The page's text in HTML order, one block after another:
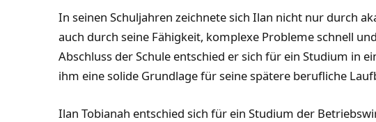
In seinen Schuljahren zeichnete sich Ilan nicht nur durch
auch durch seine Fähigkeit, komplexe Probleme schnell
Abschluss der Schule entschied er sich für ein Studium in
ihm eine solide Grundlage für seine spätere berufliche
Ilan Tobianah entschied sich für ein Studium der